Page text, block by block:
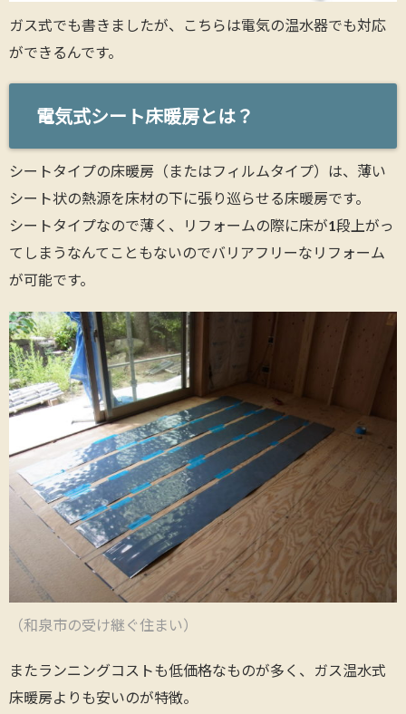
ガス式でも書きましたが、こちらは電気の温水器でも対応
ができるんです。
電気式シート床暖房とは？
シートタイプの床暖房（またはフィルムタイプ）は、薄い
シート状の熱源を床材の下に張り巡らせる床暖房です。
シートタイプなので薄く、リフォームの際に床が1段上がっ
てしまうなんてこともないのでバリアフリーなリフォーム
が可能です。
（和泉市の受け継ぐ住まい）
またランニングコストも低価格なものが多く、ガス温水式
床暖房よりも安いのが特徴。